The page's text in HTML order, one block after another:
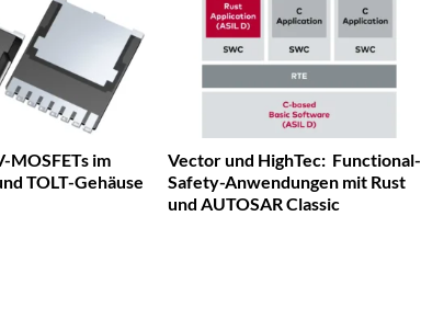
MOSFETs im
TOLT-Gehäuse
Vector und HighTec: Functional-
Safety-Anwendungen mit Rust
und AUTOSAR Classic